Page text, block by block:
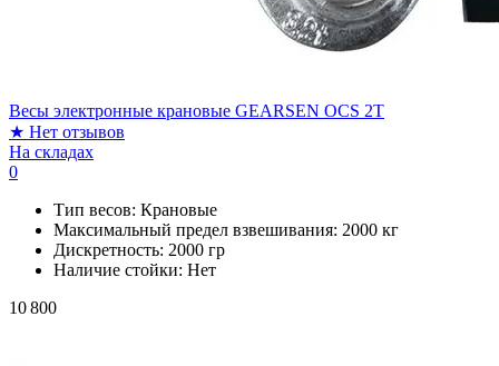
Весы электронные крановые GEARSEN OCS 2T
★ Нет отзывов
На складах
0
Тип весов: Крановые
Максимальный предел взвешивания: 2000 кг
Дискретность: 2000 гр
Наличие стойки: Нет
10 800